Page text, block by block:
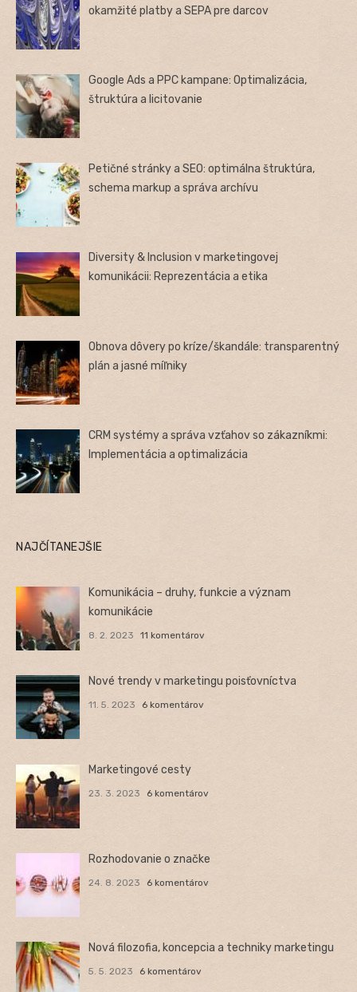
okamžité platby a SEPA pre darcov
Google Ads a PPC kampane: Optimalizácia,
štruktúra a licitovanie
Petičné stránky a SEO: optimálna štruktúra,
schema markup a správa archívu
Diversity & Inclusion v marketingovej
komunikácii: Reprezentácia a etika
Obnova dôvery po kríze/škandále: transparentný
plán a jasné míľniky
CRM systémy a správa vzťahov so zákazníkmi:
Implementácia a optimalizácia
NAJČÍTANEJŠIE
Komunikácia – druhy, funkcie a význam
komunikácie
8. 2. 2023 11 komentárov
Nové trendy v marketingu poisťovníctva
11. 5. 2023 6 komentárov
Marketingové cesty
23. 3. 2023 6 komentárov
Rozhodovanie o značke
24. 8. 2023 6 komentárov
Nová filozofia, koncepcia a techniky marketingu
5. 5. 2023 6 komentárov